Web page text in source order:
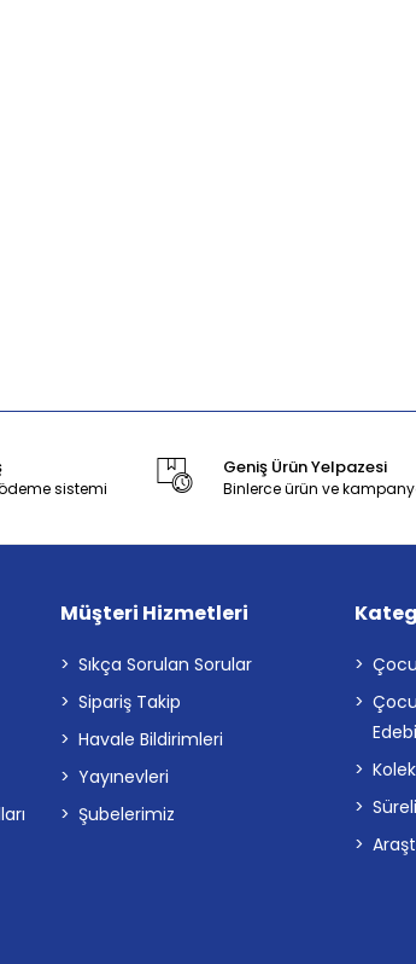
sistemi
Geniş Ürün Yelpazesi
Binlerce ürün ve
Müşteri Hizmetleri
Sıkça Sorulan Sorular
Sipariş Takip
Havale Bildirimleri
Yayınevleri
Şubelerimiz